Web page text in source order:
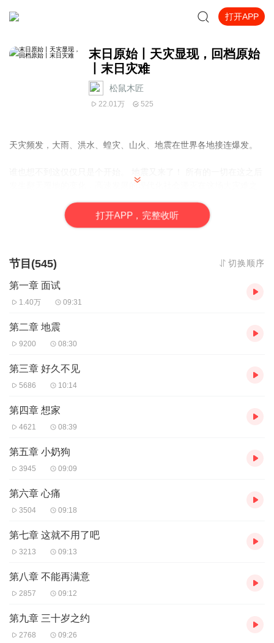
打开APP
末日原始丨天灾显现，回档原始
丨末日灾难
松鼠木匠
22.01万 525
天灾频发，大雨、洪水、蝗灾、山火、地震在世界各地接连爆发。
发生翻天覆地的变化，高速发展的现代化社会湮灭在这场大灾难之
“我和你一起，不要怕。”
——————
努力更新中，多多点赞更新更快哦！
打开APP，完整收听
节目(545) 切换顺序
第一章 面试
1.40万 09:31
第二章 地震
9200 08:30
第三章 好久不见
5686 10:14
第四章 想家
4621 08:39
第五章 小奶狗
3945 09:09
第六章 心痛
3504 09:18
第七章 这就不用了吧
3213 09:13
第八章 不能再满意
2857 09:12
第九章 三十岁之约
2768 09:26